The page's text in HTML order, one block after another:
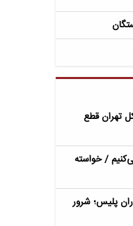
تهران قطع
/ خواسته
پلیس؛ شرور